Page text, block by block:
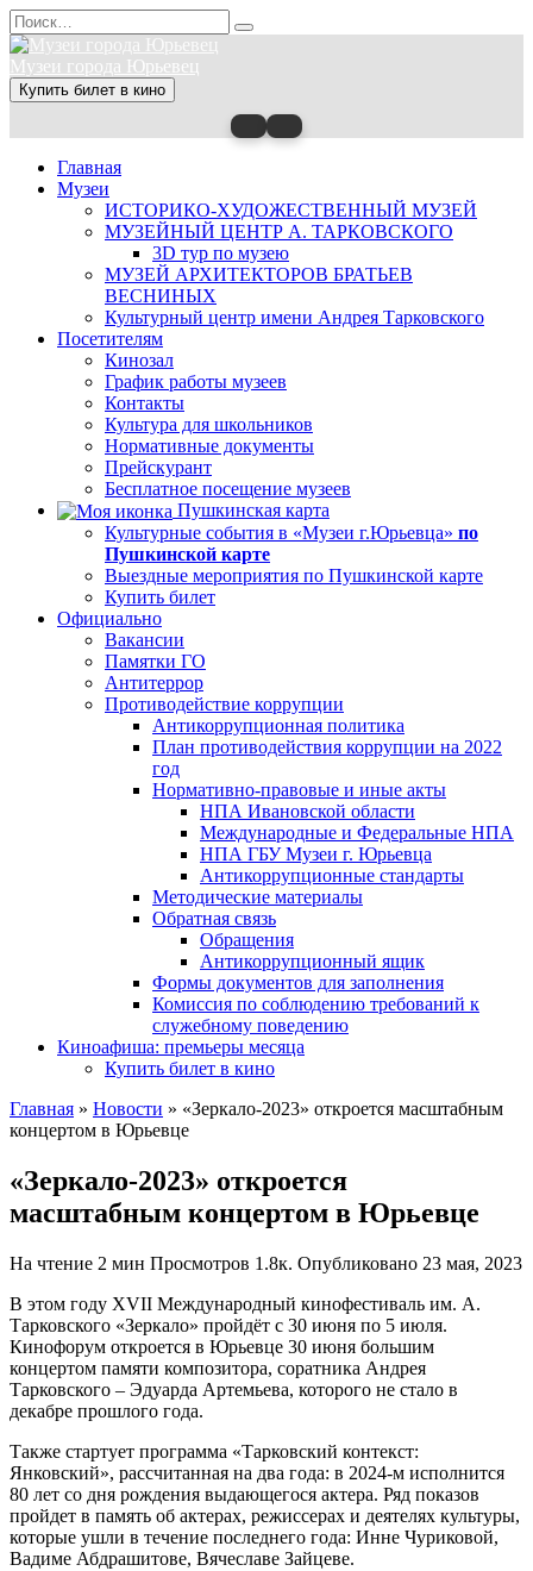
Перейти
к
содержанию
Search
for:
Музеи города Юрьевец
Купить билет в кино
Главная
Музеи
ИСТОРИКО-ХУДОЖЕСТВЕННЫЙ МУЗЕЙ
МУЗЕЙНЫЙ ЦЕНТР А. ТАРКОВСКОГО
3D тур по музею
МУЗЕЙ АРХИТЕКТОРОВ БРАТЬЕВ
ВЕСНИНЫХ
Культурный центр имени Андрея Тарковского
Посетителям
Кинозал
График работы музеев
Контакты
Культура для школьников
Нормативные документы
Прейскурант
Бесплатное посещение музеев
Пушкинская карта
Культурные события в «Музеи г.Юрьевца» по
Пушкинской карте
Выездные мероприятия по Пушкинской карте
Купить билет
Официально
Вакансии
Памятки ГО
Антитеррор
Противодействие коррупции
Антикоррупционная политика
План противодействия коррупции на 2022
год
Нормативно-правовые и иные акты
НПА Ивановской области
Международные и Федеральные НПА
НПА ГБУ Музеи г. Юрьевца
Антикоррупционные стандарты
Методические материалы
Обратная связь
Обращения
Антикоррупционный ящик
Формы документов для заполнения
Комиссия по соблюдению требований к
служебному поведению
Киноафиша: премьеры месяца
Купить билет в кино
Главная » Новости » «Зеркало-2023» откроется масштабным
концертом в Юрьевце
«Зеркало-2023» откроется
масштабным концертом в Юрьевце
На чтение 2 мин Просмотров 1.8к. Опубликовано 23 мая, 2023
В этом году XVII Международный кинофестиваль им. А.
Тарковского «Зеркало» пройдёт с 30 июня по 5 июля.
Кинофорум откроется в Юрьевце 30 июня большим
концертом памяти композитора, соратника Андрея
Тарковского – Эдуарда Артемьева, которого не стало в
декабре прошлого года.
Также стартует программа «Тарковский контекст:
Янковский», рассчитанная на два года: в 2024-м исполнится
80 лет со дня рождения выдающегося актера. Ряд показов
пройдет в память об актерах, режиссерах и деятелях культуры,
которые ушли в течение последнего года: Инне Чуриковой,
Вадиме Абдрашитове, Вячеславе Зайцеве.